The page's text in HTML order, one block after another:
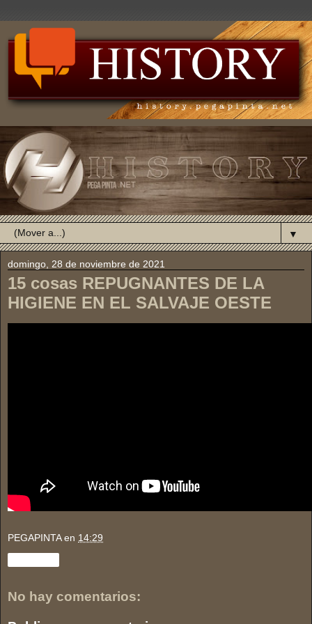
▼
domingo, 28 de noviembre de 2021
15 cosas REPUGNANTES DE LA
HIGIENE EN EL SALVAJE OESTE
PEGAPINTA en 14:29
No hay comentarios: